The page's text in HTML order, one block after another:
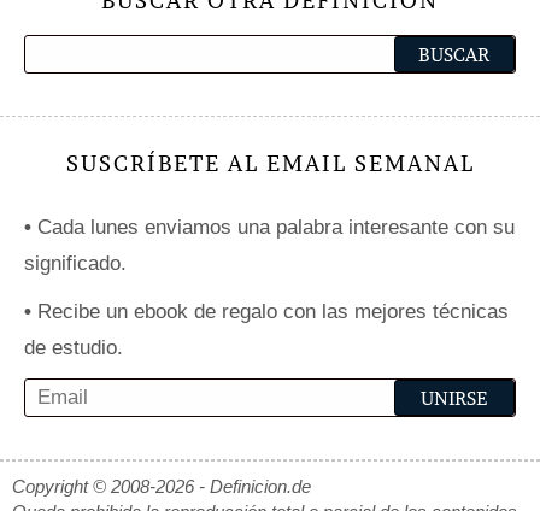
SUSCRÍBETE AL EMAIL SEMANAL
• Cada lunes enviamos una palabra interesante con su
significado.
• Recibe un ebook de regalo con las mejores técnicas
de estudio.
Copyright © 2008-2026 - Definicion.de